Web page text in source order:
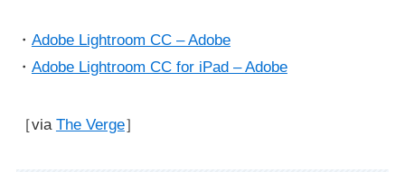
・ Adobe Lightroom CC – Adobe
・ Adobe Lightroom CC for iPad – Adobe
［via The Verge］